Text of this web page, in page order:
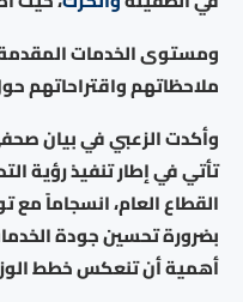
ومستوى الخدمات
ملاحظاتهم واقتراحاتهم
وأكدت الزعبي في بيان
تأتي في إطار تنفيذ رؤية
القطاع العام، انسجاماً مع
بضرورة تحسين جودة
أهمية أن تنعكس خطط